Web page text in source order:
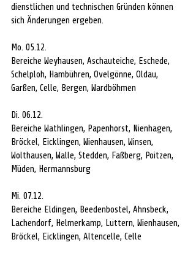
dienstlichen und technischen Gründen können
sich Änderungen ergeben.
Mo. 05.12.
Bereiche Weyhausen, Aschauteiche, Eschede,
Schelploh, Hambühren, Ovelgönne, Oldau,
Garßen, Celle, Bergen, Wardböhmen
Di. 06.12.
Bereiche Wathlingen, Papenhorst, Nienhagen,
Bröckel, Eicklingen, Wienhausen, Winsen,
Wolthausen, Walle, Stedden, Faßberg, Poitzen,
Müden, Hermannsburg
Mi. 07.12.
Bereiche Eldingen, Beedenbostel, Ahnsbeck,
Lachendorf, Helmerkamp, Luttern, Wienhausen,
Bröckel, Eicklingen, Altencelle, Celle